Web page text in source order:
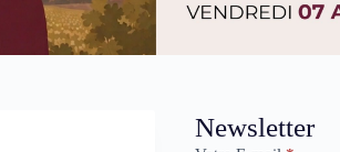
Newsletter
Newsletter